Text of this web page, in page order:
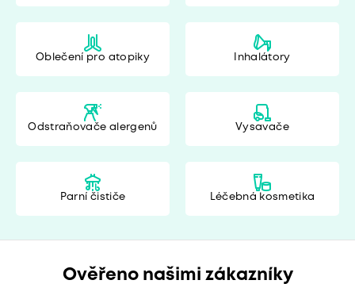
Oblečení pro atopiky Inhalátory
Odstraňovače alergenů Vysavače
Parní čističe Léčebná kosmetika
Ověřeno našimi zákazníky